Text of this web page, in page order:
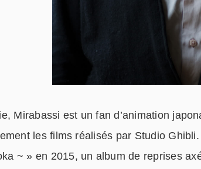
Mirabassi est un fan d’animation
les films réalisés par Studio
~ » en 2015, un album de reprises